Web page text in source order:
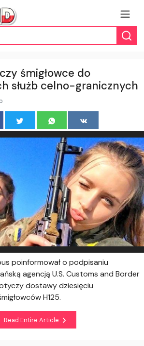
śmigłowce do
służb celno-granicznych
poinformował o podpisaniu
agencją U.S. Customs and Border
dostawy dziesięciu
H125.
Read Entire Article